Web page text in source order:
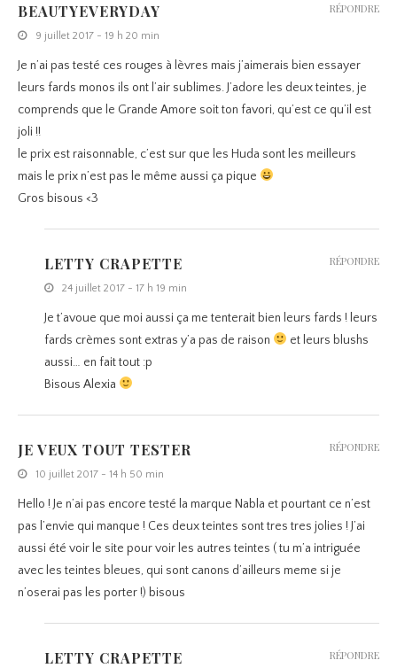
BEAUTYEVERYDAY
9 juillet 2017 - 19 h 20 min
Je n’ai pas testé ces rouges à lèvres mais j’aimerais bien essayer
leurs fards monos ils ont l’air sublimes. J’adore les deux teintes, je
comprends que le Grande Amore soit ton favori, qu’est ce qu’il est
joli !!
le prix est raisonnable, c’est sur que les Huda sont les meilleurs
mais le prix n’est pas le même aussi ça pique
Gros bisous <3
RÉPONDRE
LETTY CRAPETTE
24 juillet 2017 - 17 h 19 min
Je t’avoue que moi aussi ça me tenterait bien leurs fards ! leurs
fards crèmes sont extras y’a pas de raison
et leurs blushs
aussi… en fait tout :p
Bisous Alexia
RÉPONDRE
JE VEUX TOUT TESTER
10 juillet 2017 - 14 h 50 min
Hello ! Je n’ai pas encore testé la marque Nabla et pourtant ce n’est
pas l’envie qui manque ! Ces deux teintes sont tres tres jolies ! J’ai
aussi été voir le site pour voir les autres teintes ( tu m’a intriguée
avec les teintes bleues, qui sont canons d’ailleurs meme si je
n’oserai pas les porter !) bisous
RÉPONDRE
LETTY CRAPETTE RÉPONDRE